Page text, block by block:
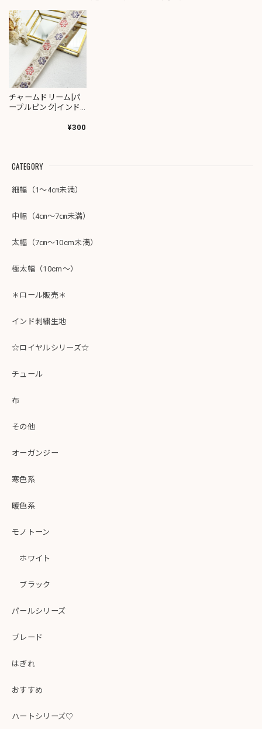
チャームドリーム[パ
ープルピンク]インド
¥300
CATEGORY
細幅（1～4㎝未満）
中幅（4㎝～7㎝未満）
太幅（7㎝～10cm未満）
極太幅（10cm～）
＊ロール販売＊
インド刺繍生地
☆ロイヤルシリーズ☆
チュール
布
その他
オーガンジー
寒色系
暖色系
モノトーン
ホワイト
ブラック
パールシリーズ
ブレード
はぎれ
おすすめ
ハートシリーズ♡